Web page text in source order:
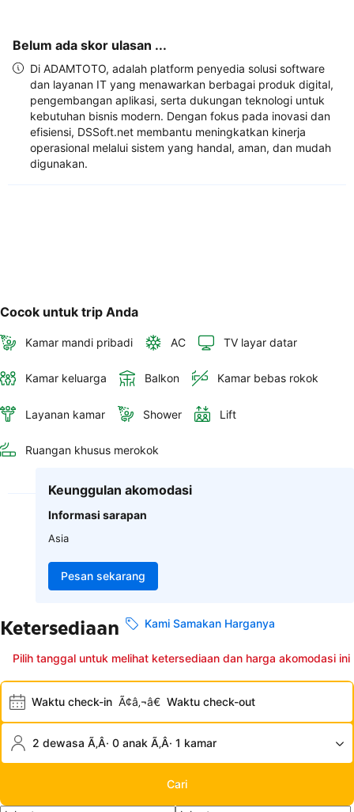
Belum ada skor ulasan ...
Di ADAMTOTO, adalah platform penyedia solusi software
dan layanan IT yang menawarkan berbagai produk digital,
pengembangan aplikasi, serta dukungan teknologi untuk
kebutuhan bisnis modern. Dengan fokus pada inovasi dan
efisiensi, DSSoft.net membantu meningkatkan kinerja
operasional melalui sistem yang handal, aman, dan mudah
digunakan.
Cocok untuk trip Anda
Kamar mandi pribadi AC TV layar datar
Kamar keluarga Balkon Kamar bebas rokok
Layanan kamar Shower Lift
Ruangan khusus merokok
Keunggulan akomodasi
Informasi sarapan
Asia
Pesan sekarang
Ketersediaan Kami Samakan Harganya
Pilih tanggal untuk melihat ketersediaan dan harga akomodasi ini
Waktu check-in Ã¢â‚¬â€ Waktu check-out
2 dewasa Ã‚Â· 0 anak Ã‚Â· 1 kamar
Cari